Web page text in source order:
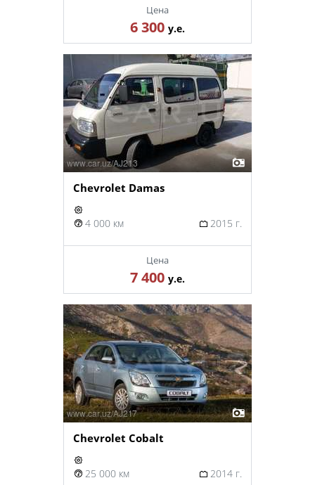
Цена
6 300 у.е.
Chevrolet Damas
4 000 км 2015 г.
Цена
7 400 у.е.
Chevrolet Cobalt
25 000 км 2014 г.